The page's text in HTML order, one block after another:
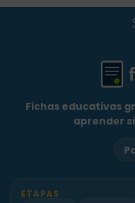
Fichas educativas
aprender
ETAPAS